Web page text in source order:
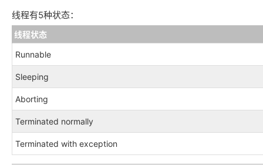
线程有5种状态：
线程状态
Runnable
Sleeping
Aborting
Terminated normally
Terminated with exception